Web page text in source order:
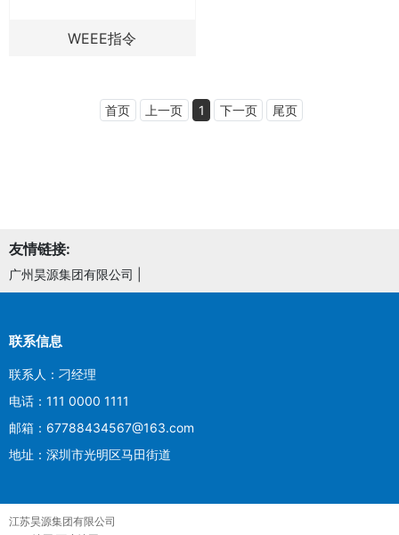
WEEE指令
首页 上一页 1 下一页 尾页
友情链接:
广州昊源集团有限公司
联系信息
联系人：刁经理
电话：111 0000 1111
邮箱：67788434567@163.com
地址：深圳市光明区马田街道
江苏昊源集团有限公司